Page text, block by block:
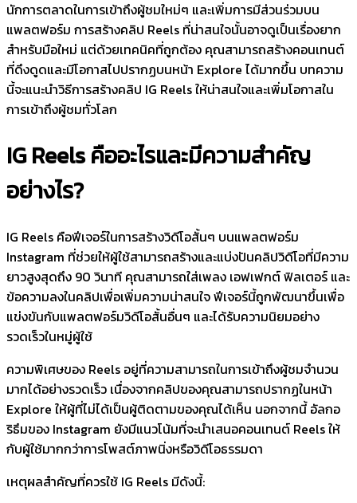
นักการตลาดในการเข้าถึงผู้ชมใหม่ๆ และเพิ่มการมีส่วนร่วมบน
แพลตฟอร์ม การสร้างคลิป Reels ที่น่าสนใจนั้นอาจดูเป็นเรื่องยาก
สำหรับมือใหม่ แต่ด้วยเทคนิคที่ถูกต้อง คุณสามารถสร้างคอนเทนต์
ที่ดึงดูดและมีโอกาสไปปรากฏบนหน้า Explore ได้มากขึ้น บทความ
นี้จะแนะนำวิธีการสร้างคลิป IG Reels ให้น่าสนใจและเพิ่มโอกาสใน
การเข้าถึงผู้ชมทั่วโลก
IG Reels คืออะไรและมีความสำคัญ
อย่างไร?
IG Reels คือฟีเจอร์ในการสร้างวิดีโอสั้นๆ บนแพลตฟอร์ม
Instagram ที่ช่วยให้ผู้ใช้สามารถสร้างและแบ่งปันคลิปวิดีโอที่มีความ
ยาวสูงสุดถึง 90 วินาที คุณสามารถใส่เพลง เอฟเฟกต์ ฟิลเตอร์ และ
ข้อความลงในคลิปเพื่อเพิ่มความน่าสนใจ ฟีเจอร์นี้ถูกพัฒนาขึ้นเพื่อ
แข่งขันกับแพลตฟอร์มวิดีโอสั้นอื่นๆ และได้รับความนิยมอย่าง
รวดเร็วในหมู่ผู้ใช้
ความพิเศษของ Reels อยู่ที่ความสามารถในการเข้าถึงผู้ชมจำนวน
มากได้อย่างรวดเร็ว เนื่องจากคลิปของคุณสามารถปรากฏในหน้า
Explore ให้ผู้ที่ไม่ได้เป็นผู้ติดตามของคุณได้เห็น นอกจากนี้ อัลกอ
ริธึมของ Instagram ยังมีแนวโน้มที่จะนำเสนอคอนเทนต์ Reels ให้
กับผู้ใช้มากกว่าการโพสต์ภาพนิ่งหรือวิดีโอธรรมดา
เหตุผลสำคัญที่ควรใช้ IG Reels มีดังนี้: